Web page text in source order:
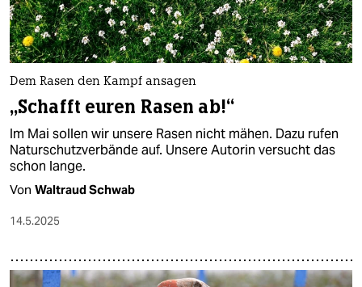
Dem Rasen den Kampf ansagen
„Schafft euren Rasen ab!“
Im Mai sollen wir unsere Rasen nicht mähen. Dazu rufen
Naturschutzverbände auf. Unsere Autorin versucht das
schon lange.
Von Waltraud Schwab
14.5.2025